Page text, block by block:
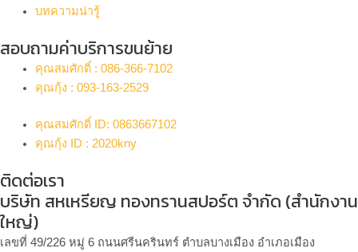
บทความน่ารู้
สอบถามค่าบริการขนย้าย
คุณสมศักดิ์ : 086-366-7102
คุณกุ้ง : 093-163-2529
คุณสมศักดิ์ ID: 0863667102
คุณกุ้ง ID : 2020kny
ติดต่อเรา
บริษัท สหเหรียญ ทองทรานสปอร์ต จำกัด (สำนักงาน
ใหญ่)
เลขที่ 49/226 หมู่ 6 ถนนศรีนครินทร์ ตำบลบางเมือง อำเภอเมือง